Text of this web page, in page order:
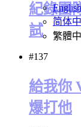
English
简体
繁體
紀錄團
試
#137
給我你
爆打他